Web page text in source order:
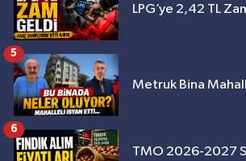
LPG’ye 2,42 TL
Metruk Bina
5
TMO 2026-2027
6